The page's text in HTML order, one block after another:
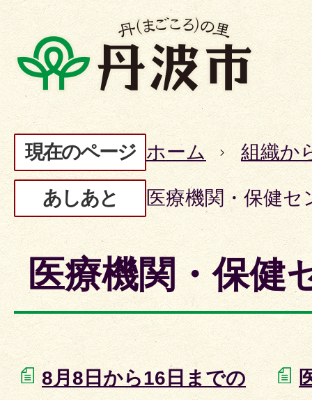
現在のページ ホーム 組織か
あしあと 医療機関・保健セ
医療機関・保健
8月8日から16日までの